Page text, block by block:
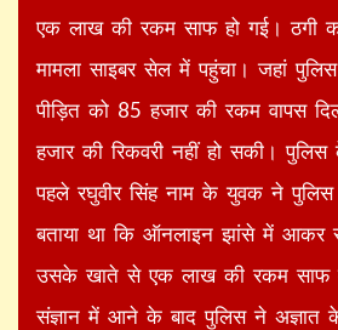
एक लाख की रकम साफ हो गई। ठगी
मामला साइबर सेल में पहुंचा। जहां
पीड़ित को 85 हजार की रकम वापस
हजार की रिकवरी नहीं हो सकी।
पहले रघुवीर सिंह नाम के युवक ने पुलिस
बताया था कि ऑनलाइन झांसे में आकर
उसके खाते से एक लाख की रकम साफ
संज्ञान में आने के बाद पुलिस ने अज्ञात